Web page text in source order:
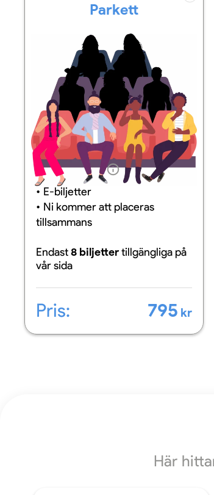
Parkett
Information
E-biljetter
Ni kommer att placeras
tillsammans
Endast8 biljettertillgängliga på
vår sida
Pris: 795 kr
Här